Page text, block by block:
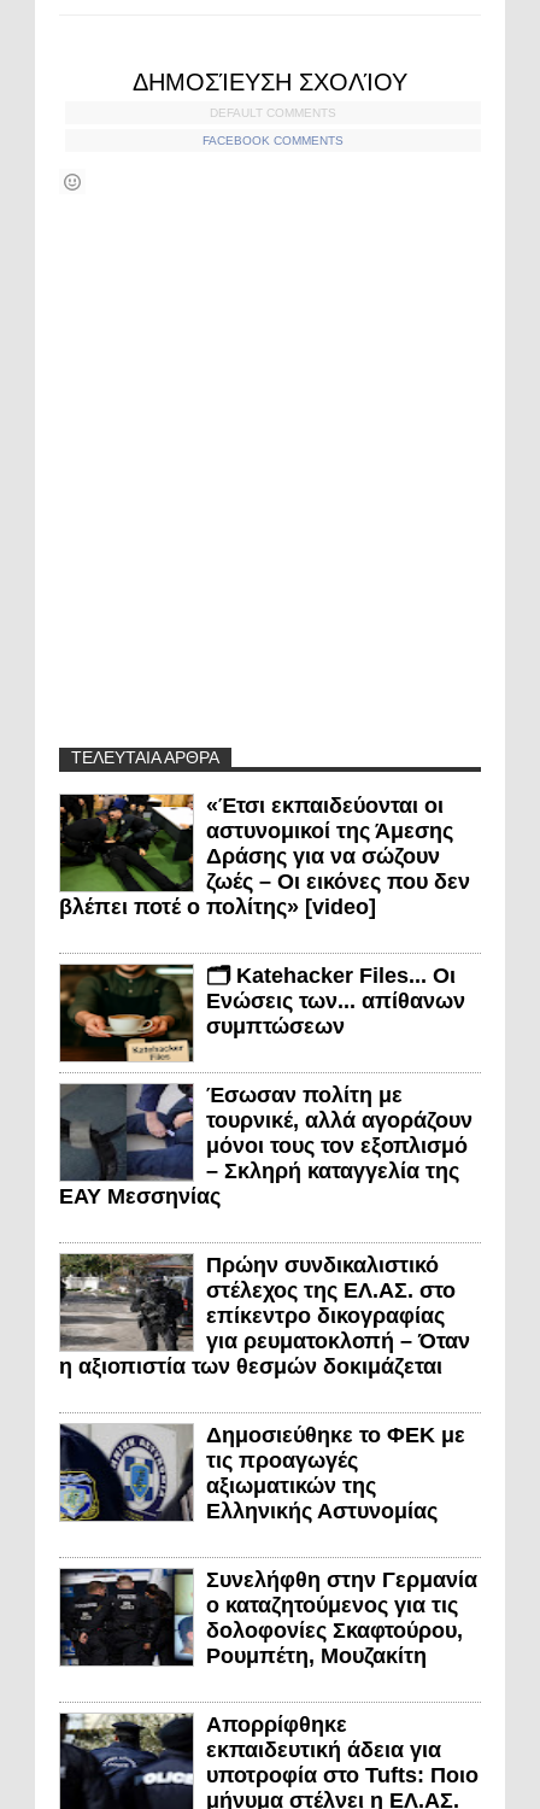
ΔΗΜΟΣΊΕΥΣΗ ΣΧΟΛΊΟΥ
DEFAULT COMMENTS
FACEBOOK COMMENTS
ΤΕΛΕΥΤΑΙΑ ΑΡΘΡΑ
«Έτσι εκπαιδεύονται οι
αστυνομικοί της Άμεσης
Δράσης για να σώζουν
ζωές – Οι εικόνες που δεν
βλέπει ποτέ ο πολίτης» [video]
🗂️ Katehacker Files... Οι
Ενώσεις των... απίθανων
συμπτώσεων
Έσωσαν πολίτη με
τουρνικέ, αλλά αγοράζουν
μόνοι τους τον εξοπλισμό
– Σκληρή καταγγελία της
ΕΑΥ Μεσσηνίας
Πρώην συνδικαλιστικό
στέλεχος της ΕΛ.ΑΣ. στο
επίκεντρο δικογραφίας
για ρευματοκλοπή – Όταν
η αξιοπιστία των θεσμών δοκιμάζεται
Δημοσιεύθηκε το ΦΕΚ με
τις προαγωγές
αξιωματικών της
Ελληνικής Αστυνομίας
Συνελήφθη στην Γερμανία
ο καταζητούμενος για τις
δολοφονίες Σκαφτούρου,
Ρουμπέτη, Μουζακίτη
Απορρίφθηκε
εκπαιδευτική άδεια για
υποτροφία στο Tufts: Ποιο
μήνυμα στέλνει η ΕΛ.ΑΣ.